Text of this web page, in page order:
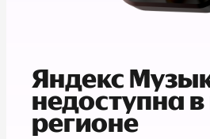
Яндекс
недоступна
регионе